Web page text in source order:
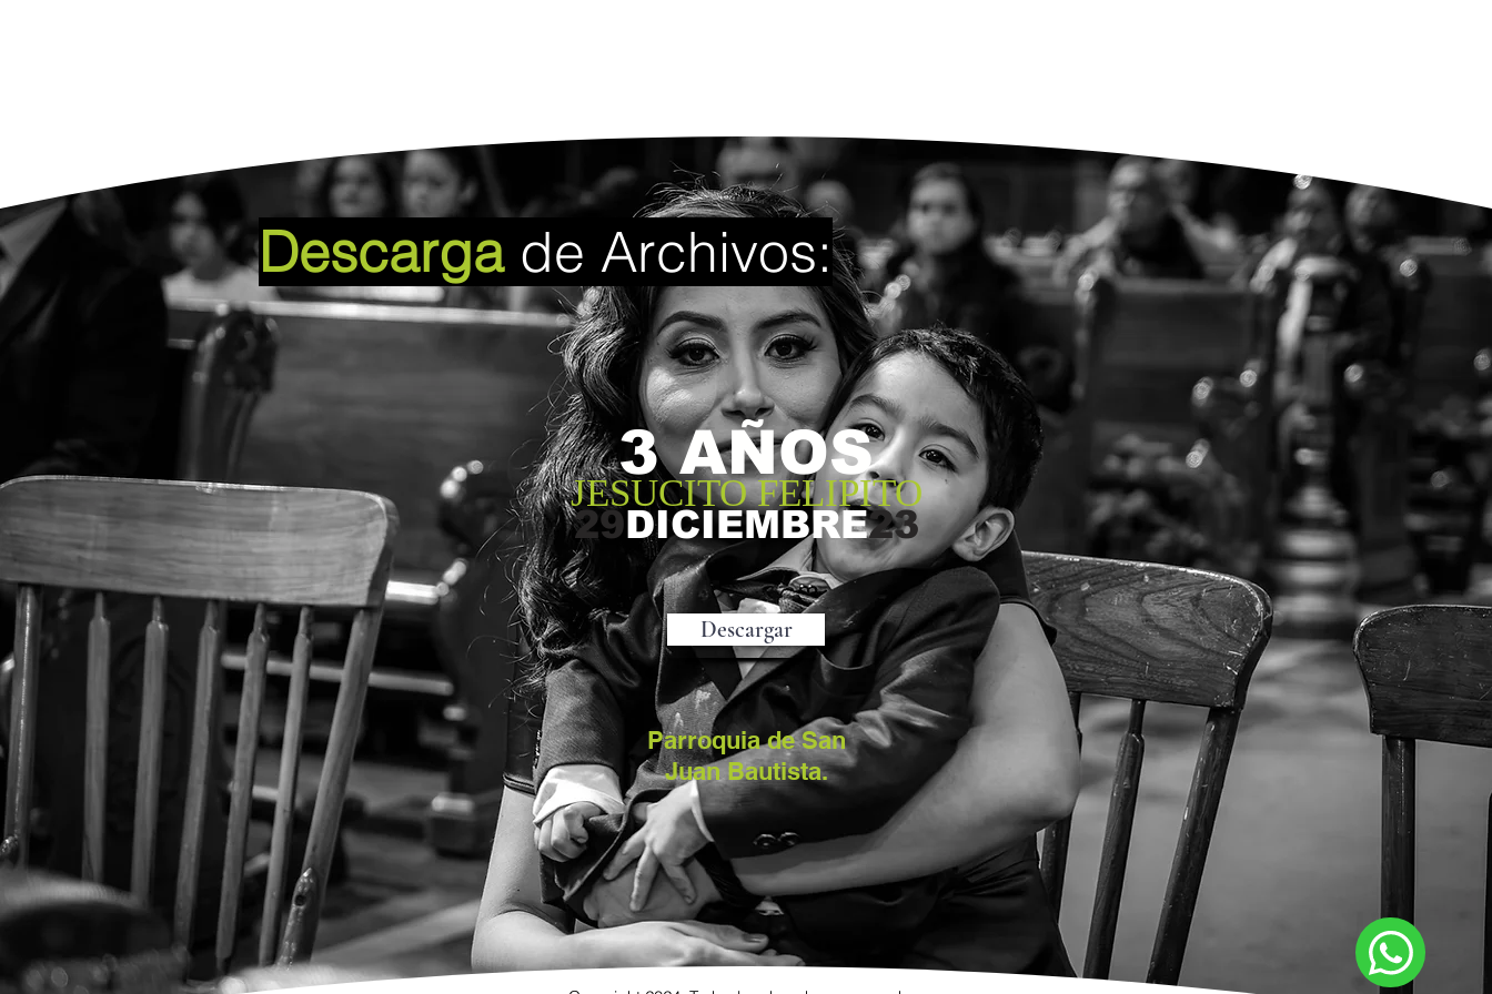
Descarga de Archivos:
3 AÑOS
JESUCITO FELIPITO
29DICIEMBRE23
Descargar
Parroquia de San
Juan Bautista.